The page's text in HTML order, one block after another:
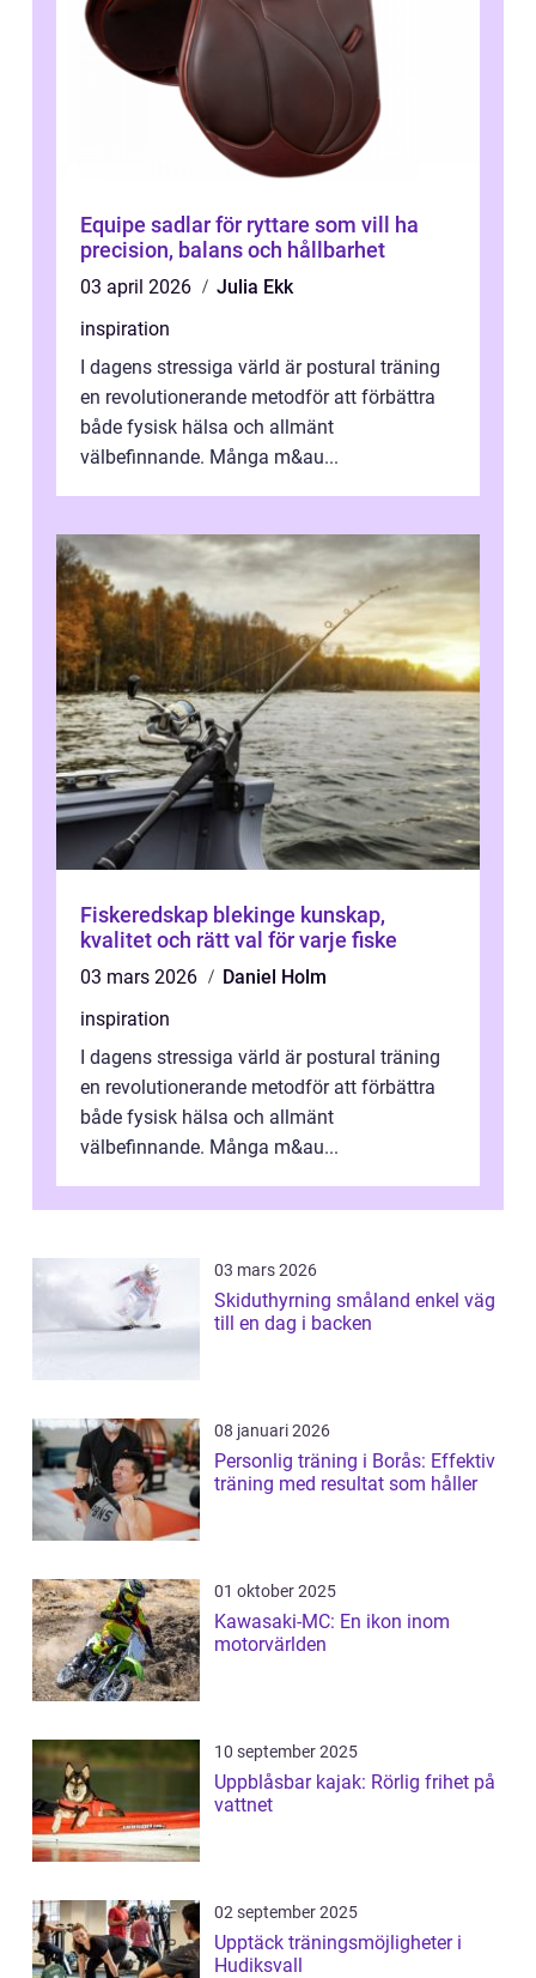
Equipe sadlar för ryttare som vill ha
precision, balans och hållbarhet
03 april 2026
Julia Ekk
inspiration
I dagens stressiga värld är postural träning
en revolutionerande metodför att förbättra
både fysisk hälsa och allmänt
välbefinnande. Många m&au...
Fiskeredskap blekinge kunskap,
kvalitet och rätt val för varje fiske
03 mars 2026
Daniel Holm
inspiration
I dagens stressiga värld är postural träning
en revolutionerande metodför att förbättra
både fysisk hälsa och allmänt
välbefinnande. Många m&au...
03 mars 2026
Skiduthyrning småland enkel väg
till en dag i backen
08 januari 2026
Personlig träning i Borås: Effektiv
träning med resultat som håller
01 oktober 2025
Kawasaki-MC: En ikon inom
motorvärlden
10 september 2025
Uppblåsbar kajak: Rörlig frihet på
vattnet
02 september 2025
Upptäck träningsmöjligheter i
Hudiksvall